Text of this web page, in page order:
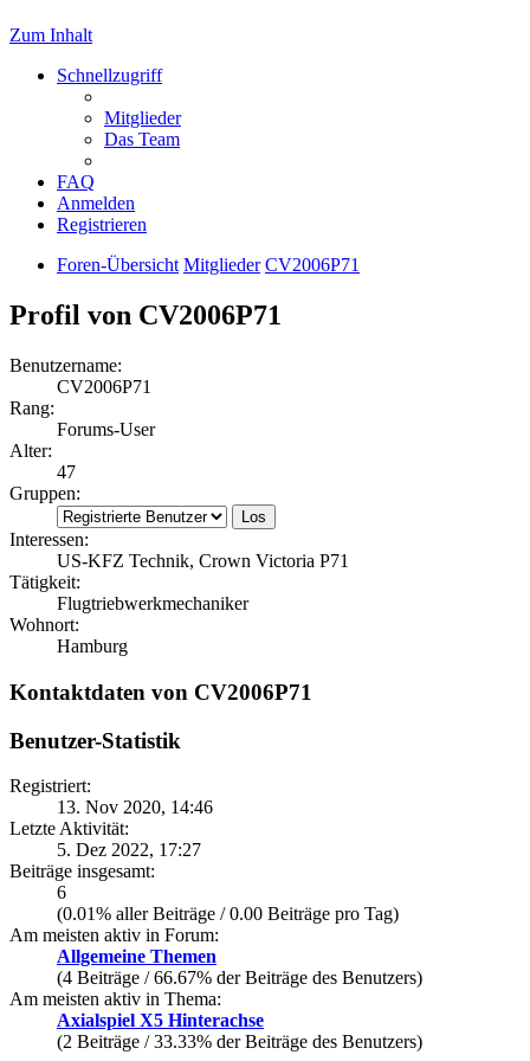
Zum Inhalt
Schnellzugriff
Mitglieder
Das Team
FAQ
Anmelden
Registrieren
Foren-Übersicht Mitglieder CV2006P71
Profil von CV2006P71
Benutzername:
CV2006P71
Rang:
Forums-User
Alter:
47
Gruppen:
Interessen:
US-KFZ Technik, Crown Victoria P71
Tätigkeit:
Flugtriebwerkmechaniker
Wohnort:
Hamburg
Kontaktdaten von CV2006P71
Benutzer-Statistik
Registriert:
13. Nov 2020, 14:46
Letzte Aktivität:
5. Dez 2022, 17:27
Beiträge insgesamt:
6
(0.01% aller Beiträge / 0.00 Beiträge pro Tag)
Am meisten aktiv in Forum:
Allgemeine Themen
(4 Beiträge / 66.67% der Beiträge des Benutzers)
Am meisten aktiv in Thema:
Axialspiel X5 Hinterachse
(2 Beiträge / 33.33% der Beiträge des Benutzers)